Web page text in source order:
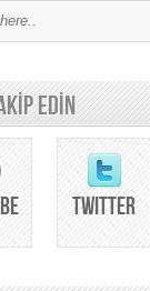
EDİN
TWITTER